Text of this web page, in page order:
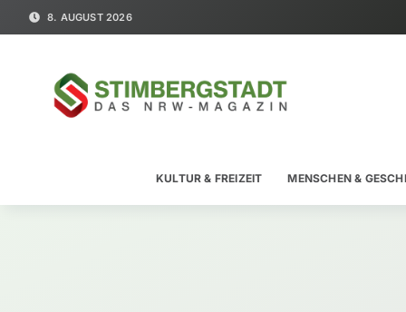
8. AUGUST 2026
KULTUR & FREIZEIT MENSCHEN &